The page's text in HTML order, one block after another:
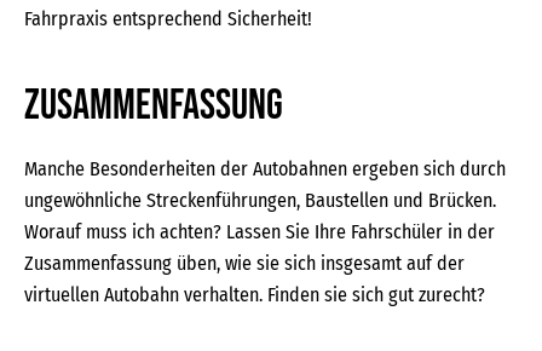
Fahrpraxis entsprechend Sicherheit!
Zusammenfassung
Manche Besonderheiten der Autobahnen ergeben sich durch
ungewöhnliche Streckenführungen, Baustellen und Brücken.
Worauf muss ich achten? Lassen Sie Ihre Fahrschüler in der
Zusammenfassung üben, wie sie sich insgesamt auf der
virtuellen Autobahn verhalten. Finden sie sich gut zurecht?